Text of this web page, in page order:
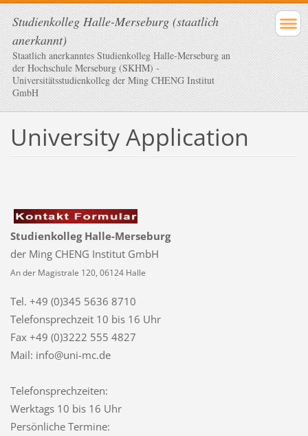
Studienkolleg Halle-Merseburg (staatlich
anerkannt)
Staatlich anerkanntes Studienkolleg Halle-Merseburg an
der Hochschule Merseburg (SKHM) -
Universitätsstudienkolleg der Ming CHENG Institut
GmbH
University Application
Studienkolleg Halle-Merseburg
der Ming CHENG Institut GmbH
An der Magistrale 120, 06124 Halle
Tel. +49 (0)345 5636 8710
Telefonsprechzeit 10 bis 16 Uhr
Fax +49 (0)3222 555 4827
Mail: info@uni-mc.de
Telefonsprechzeiten:
Werktags 10 bis 16 Uhr
Persönliche Termine: